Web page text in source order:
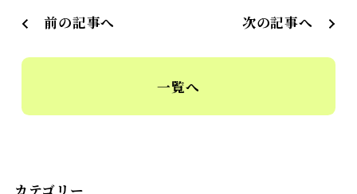
前の記事へ 次の記事へ
一覧へ
カテゴリー